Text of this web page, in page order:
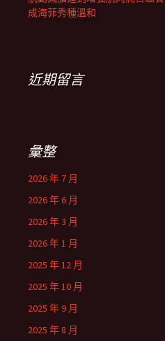
成海菲秀種溫和
近期留言
彙整
2026 年 7 月
2026 年 6 月
2026 年 3 月
2026 年 1 月
2025 年 12 月
2025 年 10 月
2025 年 9 月
2025 年 8 月